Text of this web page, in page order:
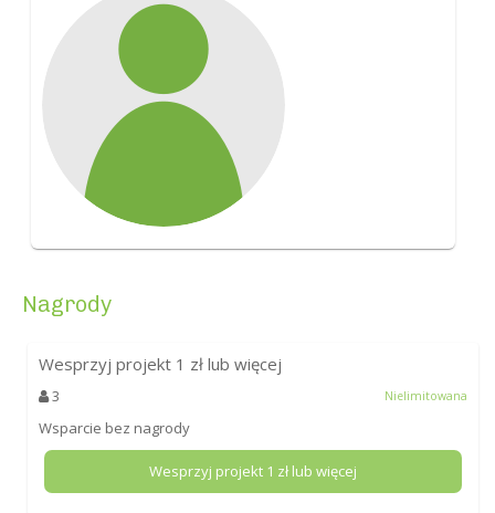
Nagrody
Wesprzyj projekt 1 zł lub więcej
3 Nielimitowana
Wsparcie bez nagrody
Wesprzyj projekt 1 zł lub więcej